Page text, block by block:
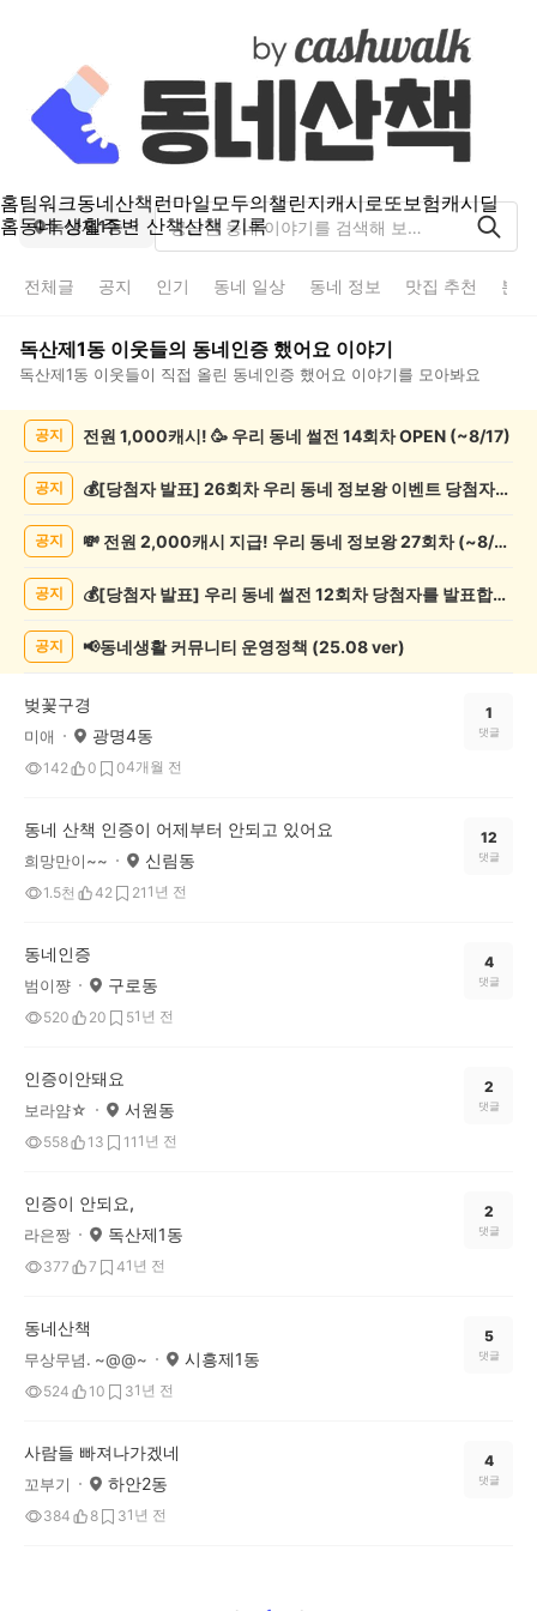
홈팀워크동네산책런마일모두의챌린지캐시로또보험캐시딜
홈동네 생활주변 산책산책 기록
독산제1동
전체글 공지 인기 동네 일상 동네 정보 맛집 추천 분
독산제1동 이웃들의 동네인증 했어요 이야기
독산제1동 이웃들이 직접 올린 동네인증 했어요 이야기를 모아봐요
요
공지 전원 1,000캐시! 🥳 우리 동네 썰전 14회차 OPEN (~8/17)
공지 💰[당첨자 발표] 26회차 우리 동네 정보왕 이벤트 당첨자를 발표합니다!
공지 💸 전원 2,000캐시 지급! 우리 동네 정보왕 27회차 (~8/10)
공지 💰[당첨자 발표] 우리 동네 썰전 12회차 당첨자를 발표합니다!
공지 📢동네생활 커뮤니티 운영정책 (25.08 ver)
벚꽃구경
미애 광명4동
142 0 04개월 전
1
댓글
동네 산책 인증이 어제부터 안되고 있어요
희망만이~~ 신림동
1.5천 42 21 1년 전
12
댓글
동네인증
범이쨩 구로동
520 20 51년 전
4
댓글
인증이안돼요
보라얌☆ 서원동
558 13 11 1년 전
2
댓글
인증이 안되요,
라은짱 독산제1동
377 7 41년 전
2
댓글
동네산책
무상무념. ~@@~ 시흥제1동
524 10 31년 전
5
댓글
사람들 빠져나가겠네
꼬부기 하안2동
384 8 31년 전
4
댓글